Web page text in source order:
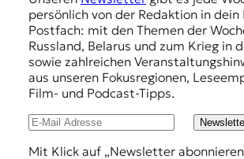
persönlich von der Redaktion in dein
Postfach: mit den Themen der
Russland, Belarus und zum Krieg in
sowie zahlreichen
aus unseren Fokusregionen,
Film- und Podcast-Tipps.
Mit Klick auf „Newsletter